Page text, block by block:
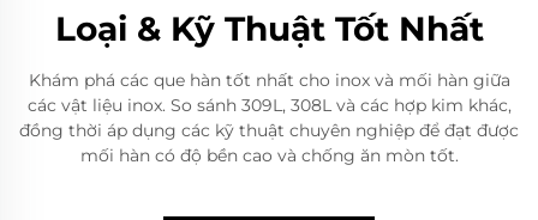
Loại & Kỹ Thuật Tốt Nhất
Khám phá các que hàn tốt nhất cho inox và mối hàn giữa
các vật liệu inox. So sánh 309L, 308L và các hợp kim khác,
đồng thời áp dụng các kỹ thuật chuyên nghiệp để đạt được
mối hàn có độ bền cao và chống ăn mòn tốt.